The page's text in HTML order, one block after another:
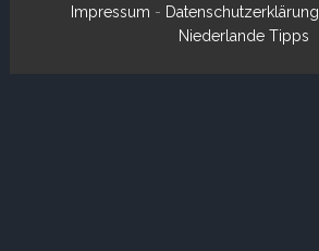
Impressum - Datenschutzerklärung
Niederlande Tipps